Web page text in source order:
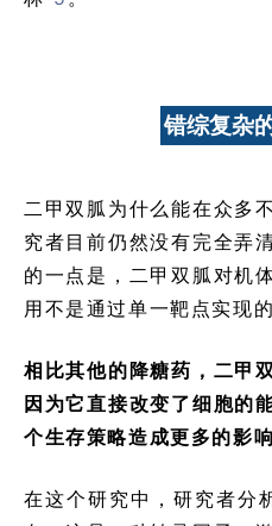
错综复杂
二甲双胍为什么能在众多
究者目前仍然没有完全弄
的一点是，二甲双胍对机
用不是通过单一靶点实现的
相比其他的降糖药，二甲
因为它直接改变了细胞的
个生存策略造成更多的影响
在这个研究中，研究者分